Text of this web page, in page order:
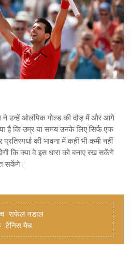
ने उन्हें ओलंपिक गोल्ड की दौड़ में और आगे
है कि उम्र या समय उनके लिए सिर्फ एक
की भावना में कहीं भी कमी नहीं
कि क्या वे इस धारा को बनाए रख सकेंगे
सकेंगे।
राफेल नडाल
टेनिस मैच